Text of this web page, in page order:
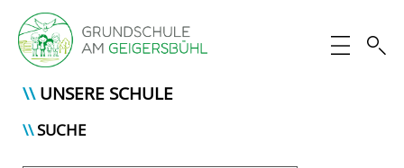
UNSERE SCHULE
SUCHE